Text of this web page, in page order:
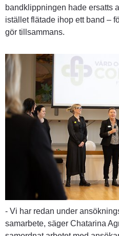
bandklippningen hade ersatts
istället flätade ihop ett band –
gör tillsammans.
- Vi har redan under
samarbete, säger Chatarina